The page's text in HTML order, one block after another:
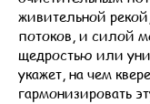
живительной
потоков, и силой
щедростью или
укажет, на чем
гармонизировать